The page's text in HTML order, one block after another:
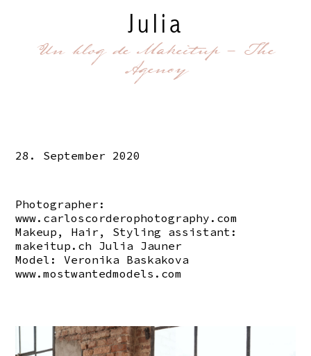
Julia
Un blog de Makeitup - The
Agency
28. September 2020
Photographer:
www.carloscorderophotography.com
Makeup, Hair, Styling assistant:
makeitup.ch Julia Jauner
Model: Veronika Baskakova
www.mostwantedmodels.com